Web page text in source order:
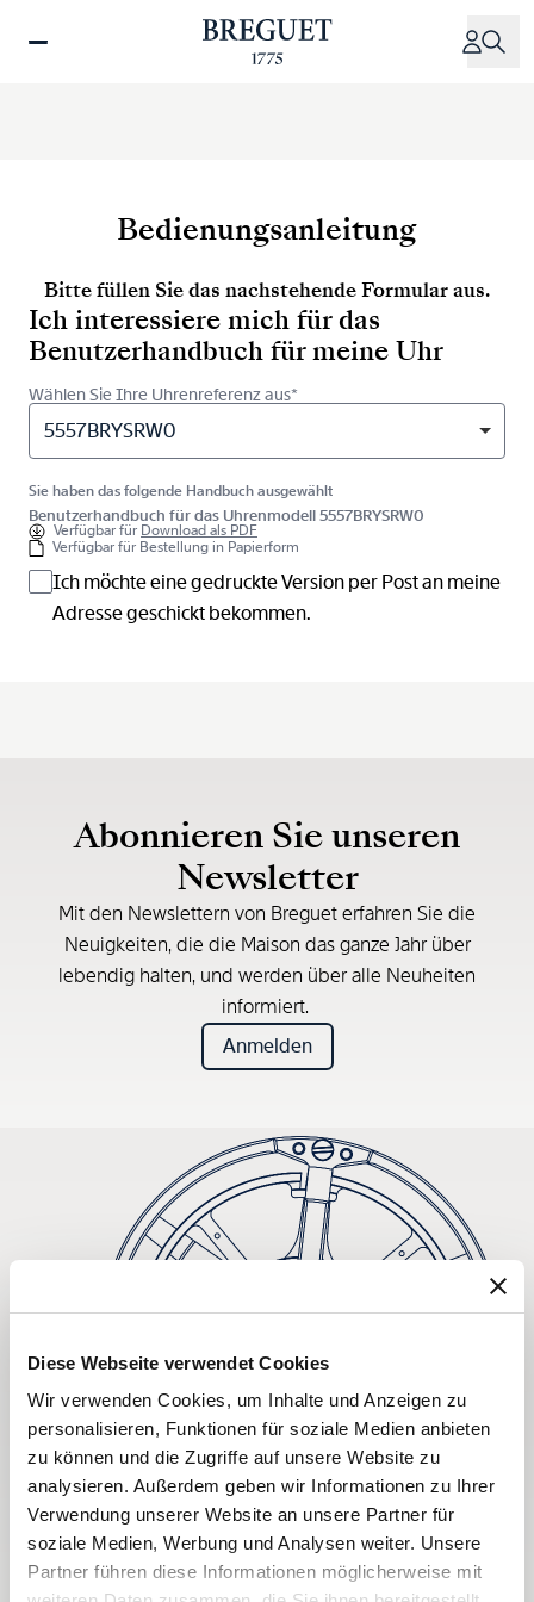
Diese Webseite verwendet Cookies
Wir verwenden Cookies, um Inhalte und Anzeigen zu
personalisieren, Funktionen für soziale Medien anbieten
zu können und die Zugriffe auf unsere Website zu
analysieren. Außerdem geben wir Informationen zu Ihrer
Verwendung unserer Website an unsere Partner für
soziale Medien, Werbung und Analysen weiter. Unsere
Partner führen diese Informationen möglicherweise mit
zum
Bedienungsanleitung
Bitte füllen Sie das nachstehende Formular aus.
Ich interessiere mich für das
Benutzerhandbuch für meine Uhr
Wählen Sie Ihre Uhrenreferenz aus*
5557BRYSRW0
Sie haben das folgende Handbuch ausgewählt
Benutzerhandbuch für das Uhrenmodell 5557BRYSRW0
Verfügbar für Download als PDF
Verfügbar für Bestellung in Papierform
Ich möchte eine gedruckte Version per Post an meine
Adresse geschickt bekommen.
Abonnieren Sie unseren
Newsletter
Mit den Newslettern von Breguet erfahren Sie die
Neuigkeiten, die die Maison das ganze Jahr über
lebendig halten, und werden über alle Neuheiten
informiert.
Anmelden